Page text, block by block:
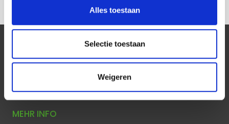
Alles toestaan
Selectie toestaan
Weigeren
Bleiben Sie auf dem Laufenden, indem Sie uns folgen!
MEHR INFO